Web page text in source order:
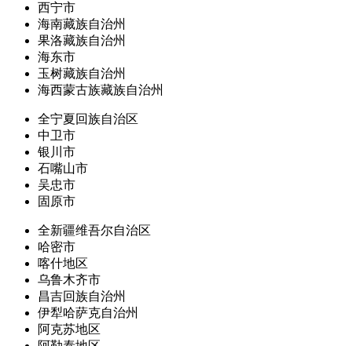
西宁市
海南藏族自治州
果洛藏族自治州
海东市
玉树藏族自治州
海西蒙古族藏族自治州
全宁夏回族自治区
中卫市
银川市
石嘴山市
吴忠市
固原市
全新疆维吾尔自治区
哈密市
喀什地区
乌鲁木齐市
昌吉回族自治州
伊犁哈萨克自治州
阿克苏地区